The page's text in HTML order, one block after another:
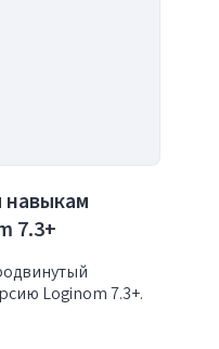
навыкам
7.3+
Loginom 7.3+.